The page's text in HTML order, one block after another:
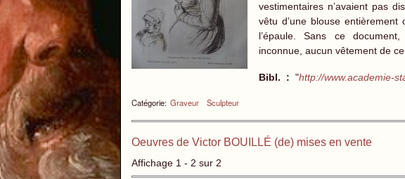
vestimentaires n’avaient pas
vêtu d’une blouse
l’épaule. Sans ce
inconnue, aucun vêtement de
Bibl. : "http://www.academie-
Catégorie: Graveur Sculpteur
Oeuvres de Victor BOUILLÉ (de) mises en vente
Affichage 1 - 2 sur 2